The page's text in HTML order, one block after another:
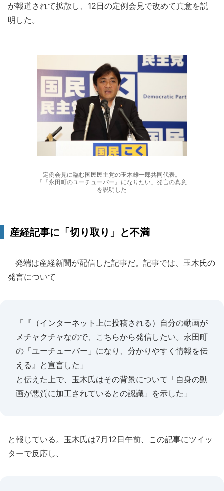
が報道されて拡散し、12日の定例会見で改めて真意を説
明した。
定例会見に臨む国民民主党の玉木雄一郎共同代表。
「『永田町のユーチューバー』になりたい」発言の真意
を説明した
産経記事に「切り取り」と不満
発端は産経新聞が配信した記事だ。記事では、玉木氏の
発言について
「『（インターネット上に投稿される）自分の動画が
メチャクチャなので、こちらから発信したい。永田町
の「ユーチューバー」になり、分かりやすく情報を伝
える』と宣言した」
と伝えた上で、玉木氏はその背景について「自身の動
画が悪質に加工されているとの認識」を示した」
と報じている。玉木氏は7月12日午前、この記事にツイッ
ターで反応し、